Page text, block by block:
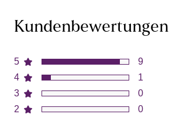
Kundenbewertungen
5
4
3
2
9
1
0
0